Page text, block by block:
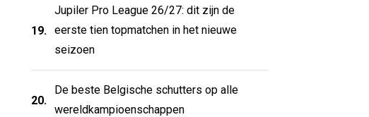
19.
Jupiler Pro League 26/27: dit zijn de
eerste tien topmatchen in het nieuwe
seizoen
20.
De beste Belgische schutters op alle
wereldkampioenschappen